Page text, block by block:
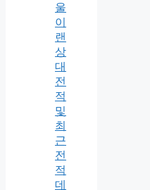
울
이
랜
상
대
전
적
및
최
근
전
적
데